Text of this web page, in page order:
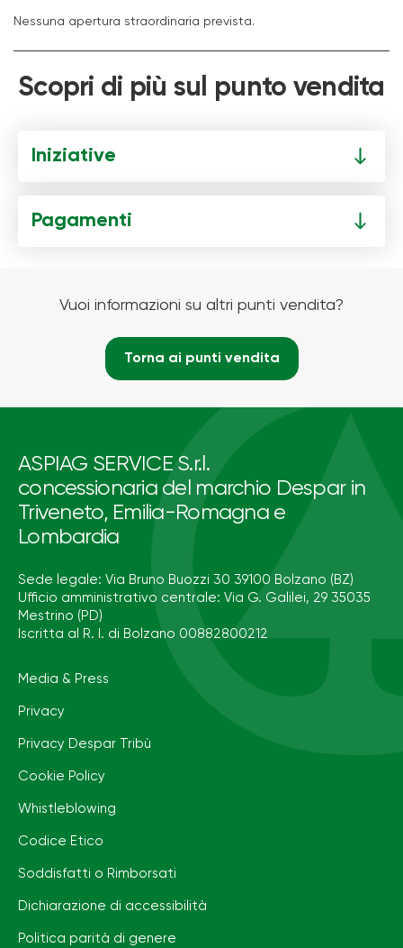
Nessuna apertura straordinaria prevista.
Scopri di più sul punto vendita
Iniziative
Pagamenti
Vuoi informazioni su altri punti vendita?
Torna ai punti vendita
ASPIAG SERVICE S.r.l.
concessionaria del marchio Despar in
Triveneto, Emilia-Romagna e
Lombardia
Sede legale: Via Bruno Buozzi 30 39100 Bolzano (BZ)
Ufficio amministrativo centrale: Via G. Galilei, 29 35035
Mestrino (PD)
Iscritta al R. I. di Bolzano 00882800212
Media & Press
Privacy
Privacy Despar Tribù
Cookie Policy
Whistleblowing
Codice Etico
Soddisfatti o Rimborsati
Dichiarazione di accessibilità
Politica parità di genere